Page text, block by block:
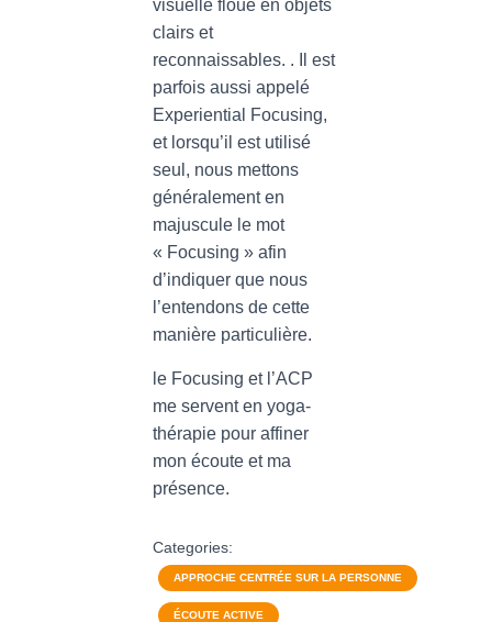
visuelle floue en objets
clairs et
reconnaissables. . Il est
parfois aussi appelé
Experiential Focusing,
et lorsqu’il est utilisé
seul, nous mettons
généralement en
majuscule le mot
« Focusing » afin
d’indiquer que nous
l’entendons de cette
manière particulière.
le Focusing et l’ACP
me servent en yoga-
thérapie pour affiner
mon écoute et ma
présence.
Categories:
APPROCHE CENTRÉE SUR LA PERSONNE
ÉCOUTE ACTIVE